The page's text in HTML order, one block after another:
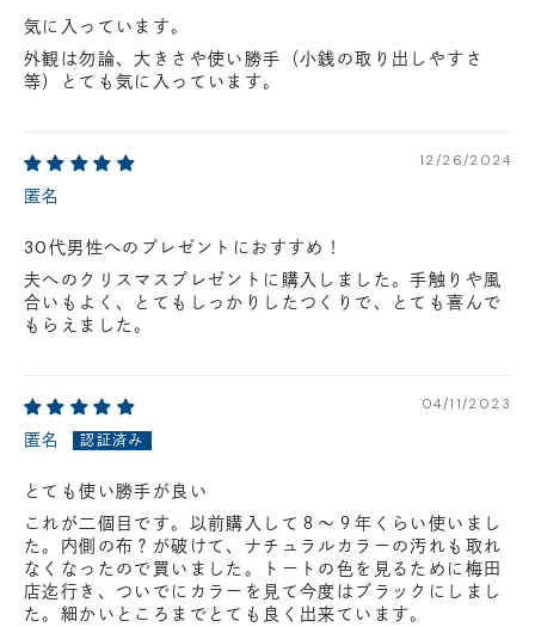
気に入っています。
外観は勿論、大きさや使い勝手（小銭の取り出しやすさ
等）とても気に入っています。
12/26/2024
匿名
30代男性へのプレゼントにおすすめ！
夫へのクリスマスプレゼントに購入しました。手触りや風
合いもよく、とてもしっかりしたつくりで、とても喜んで
もらえました。
04/11/2023
匿名
とても使い勝手が良い
これが二個目です。以前購入して８～９年くらい使いまし
た。内側の布？が破けて、ナチュラルカラーの汚れも取れ
なくなったので買いました。トートの色を見るために梅田
店迄行き、ついでにカラーを見て今度はブラックにしまし
た。細かいところまでとても良く出来ています。